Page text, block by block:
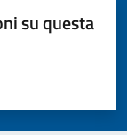
su questa